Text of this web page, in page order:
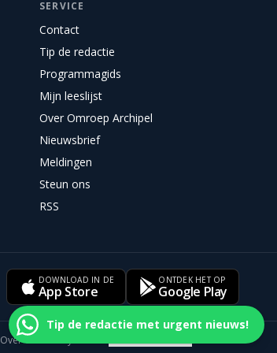
Tip de redactie met urgent nieuws!
SERVICE
Contact
Tip de redactie
Programmagids
Mijn leeslijst
Over Omroep Archipel
Nieuwsbrief
Meldingen
Steun ons
RSS
DOWNLOAD IN DE
App Store
ONTDEK HET OP
Google Play
Over ons